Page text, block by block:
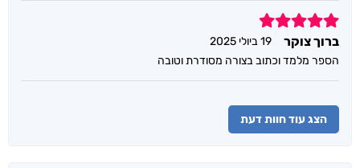
5
ברוך צוקר
19 ביולי 2025
הספר מלמד וכתוב בצורה מסודרת וטובה
הצג עוד חוות דעת